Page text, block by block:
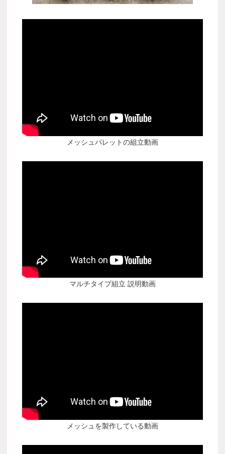
メッシュパレットの組立動画
マルチタイプ組立 説明動画
メッシュを製作している動画